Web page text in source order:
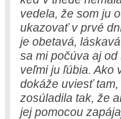
vedela, že som ju
ukazovať v prvé
je obetavá,
sa mi počúva aj
veľmi ju ľúbia. Ako
dokáže uviesť
zosúladila tak, že
jej pomocou